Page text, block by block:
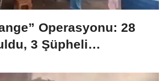
Operasyonu: 28
3 Şüpheli